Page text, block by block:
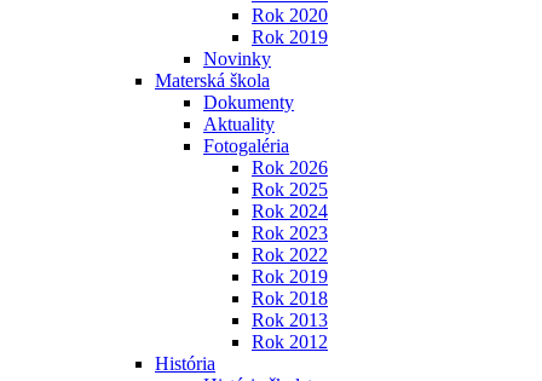
Rok 2020
Rok 2019
Novinky
Materská škola
Dokumenty
Aktuality
Fotogaléria
Rok 2026
Rok 2025
Rok 2024
Rok 2023
Rok 2022
Rok 2019
Rok 2018
Rok 2013
Rok 2012
História